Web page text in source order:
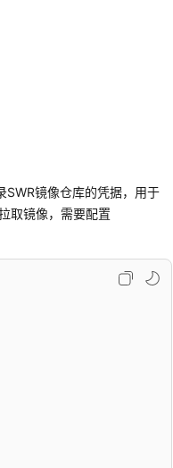
镜像仓库的凭据，用于
取镜像，需要配置